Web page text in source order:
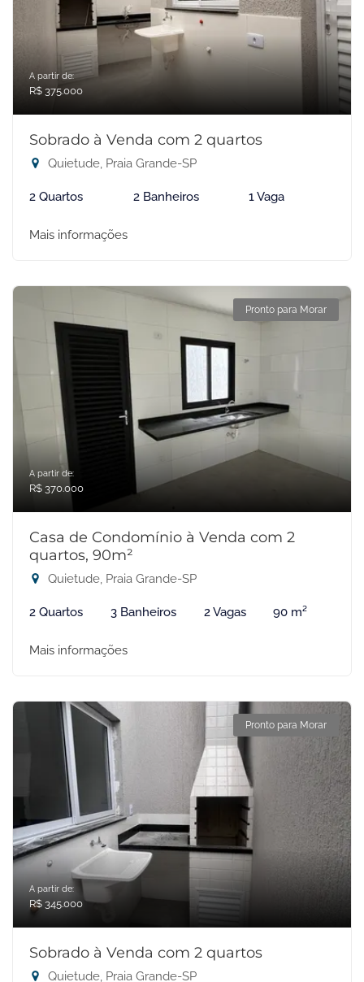
A partir de:
R$ 375.000
Sobrado à Venda com 2 quartos
Quietude, Praia Grande-SP
2 Quartos 2 Banheiros 1 Vaga
Mais informações
Pronto para Morar
A partir de:
R$ 370.000
Casa de Condomínio à Venda com 2
quartos, 90m²
Quietude, Praia Grande-SP
2 Quartos 3 Banheiros 2 Vagas 90 m²
Mais informações
Pronto para Morar
A partir de:
R$ 345.000
Sobrado à Venda com 2 quartos
Quietude, Praia Grande-SP